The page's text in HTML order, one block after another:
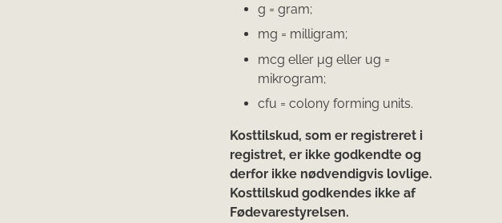
g = gram;
mg = milligram;
mcg eller μg eller ug =
mikrogram;
cfu = colony forming units.
Kosttilskud, som er registreret i
registret, er ikke godkendte og
derfor ikke nødvendigvis lovlige.
Kosttilskud godkendes ikke af
Fødevarestyrelsen.